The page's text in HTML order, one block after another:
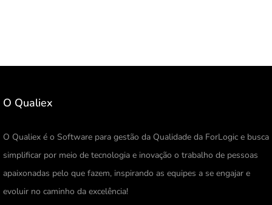
O Qualiex
O Qualiex é o Software para gestão da Qualidade da ForLogic e busca
simplificar por meio de tecnologia e inovação o trabalho de pessoas
apaixonadas pelo que fazem, inspirando as equipes a se engajar e
evoluir no caminho da excelência!